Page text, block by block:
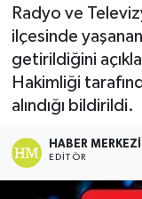
Radyo ve
ilçesinde yaşanan
getirildiğini
Hakimliği
alındığı bildirildi.
HABER MERKEZI
EDITÖR
Dünya
Eğitim
Son Dakika
Haber Arşivi